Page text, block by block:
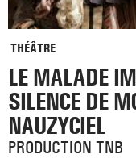
THÉÂTRE
LE MALADE
SILENCE DE
NAUZYCIEL
PRODUCTION TNB